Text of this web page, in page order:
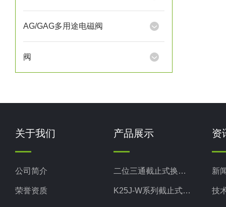
AG/GAG多用途电磁阀
阀
关于我们
公司简介
荣誉资质
产品展示
二位三通截止式换向阀
K25J-W系列截止式换向阀
资
新
技